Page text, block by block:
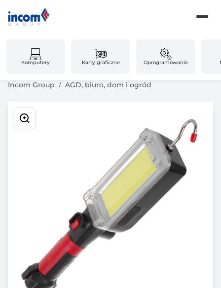
Komputery Karty graficzne Oprogramowanie
Incom Group AGD, biuro, dom i ogród